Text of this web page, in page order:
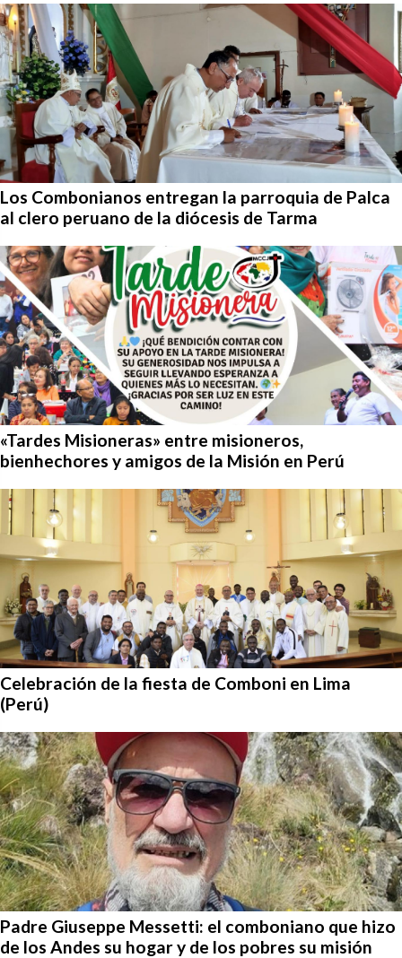
Los Combonianos entregan la parroquia de Palca
al clero peruano de la diócesis de Tarma
«Tardes Misioneras» entre misioneros,
bienhechores y amigos de la Misión en Perú
Celebración de la fiesta de Comboni en Lima
(Perú)
Padre Giuseppe Messetti: el comboniano que hizo
de los Andes su hogar y de los pobres su misión